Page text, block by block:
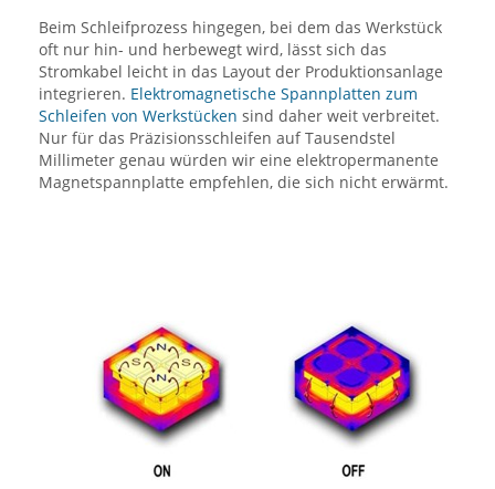
Beim Schleifprozess hingegen, bei dem das Werkstück
oft nur hin- und herbewegt wird, lässt sich das
Stromkabel leicht in das Layout der Produktionsanlage
integrieren. Elektromagnetische Spannplatten zum
Schleifen von Werkstücken sind daher weit verbreitet.
Nur für das Präzisionsschleifen auf Tausendstel
Millimeter genau würden wir eine elektropermanente
Magnetspannplatte empfehlen, die sich nicht erwärmt.